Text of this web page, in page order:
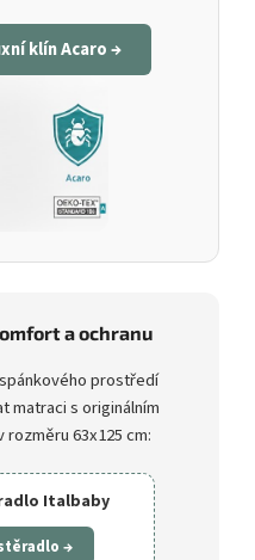
klín Acaro →
a ochranu
prostředí
matraci s originálním
63x125 cm:
Italbaby
→